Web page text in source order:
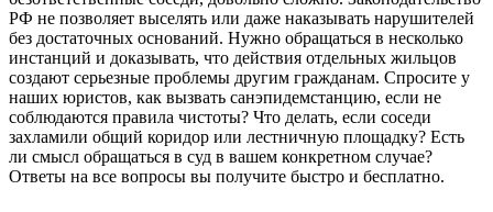
РФ не позволяет выселять или даже наказывать нарушителей
без достаточных оснований. Нужно обращаться в несколько
инстанций и доказывать, что действия отдельных жильцов
создают серьезные проблемы другим гражданам. Спросите у
наших юристов, как вызвать санэпидемстанцию, если не
соблюдаются правила чистоты? Что делать, если соседи
захламили общий коридор или лестничную площадку? Есть
ли смысл обращаться в суд в вашем конкретном случае?
Ответы на все вопросы вы получите быстро и бесплатно.